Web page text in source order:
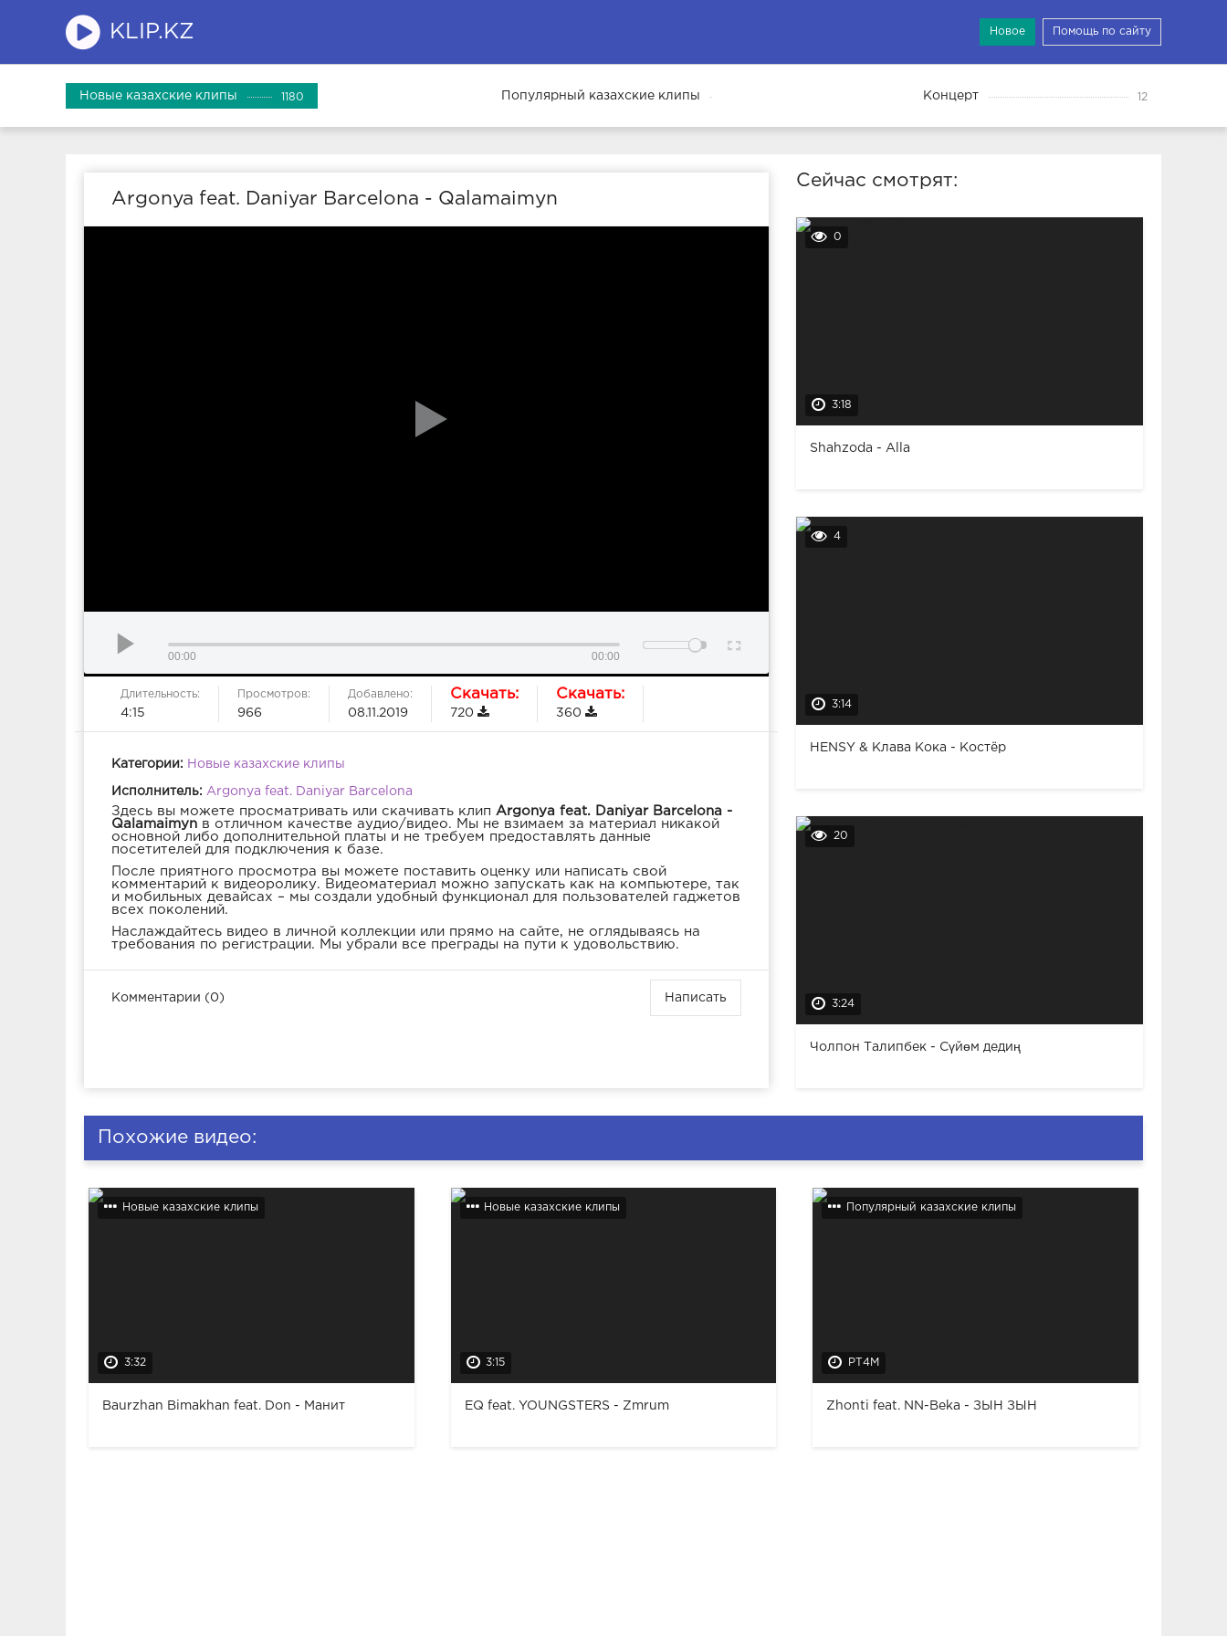
KLIP.KZ Новое Помощь по сайту
Новые казахские клипы 1180 Популярный казахские клипы Концерт 12
Argonya feat. Daniyar Barcelona - Qalamaimyn
00:00 00:00
Длительность:
4:15
Просмотров:
966
Добавлено:
08.11.2019
Скачать:
720
Скачать:
360
Категории: Новые казахские клипы
Исполнитель: Argonya feat. Daniyar Barcelona
Здесь вы можете просматривать или скачивать клип Argonya feat. Daniyar Barcelona -
Qalamaimyn в отличном качестве аудио/видео. Мы не взимаем за материал никакой
основной либо дополнительной платы и не требуем предоставлять данные
посетителей для подключения к базе.
После приятного просмотра вы можете поставить оценку или написать свой
комментарий к видеоролику. Видеоматериал можно запускать как на компьютере, так
и мобильных девайсах – мы создали удобный функционал для пользователей гаджетов
всех поколений.
Наслаждайтесь видео в личной коллекции или прямо на сайте, не оглядываясь на
требования по регистрации. Мы убрали все преграды на пути к удовольствию.
Комментарии (0) Написать
Сейчас смотрят:
0
3:18
Shahzoda - Alla
4
3:14
HENSY & Клава Кока - Костёр
20
3:24
Чолпон Талипбек - Сүйөм дедиң
Похожие видео:
Новые казахские клипы
3:32
Baurzhan Bimakhan feat. Don - Манит
Новые казахские клипы
3:15
EQ feat. YOUNGSTERS - Zmrum
Популярный казахские клипы
PT4M
Zhonti feat. NN-Beka - ЗЫН ЗЫН